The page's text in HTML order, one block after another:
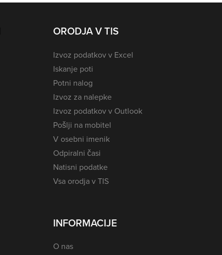
ORODJA V TIS
Izvoz podatkov v Excel
Iskanje poti
Potni nalog
Izvoz za nalepke
Izvoz podatkov v Outlook
Pošlji na mobitel
V osebni imenik
Odpiralni časi
Natisni podatke
Vsa orodja v TIS
INFORMACIJE
O nas